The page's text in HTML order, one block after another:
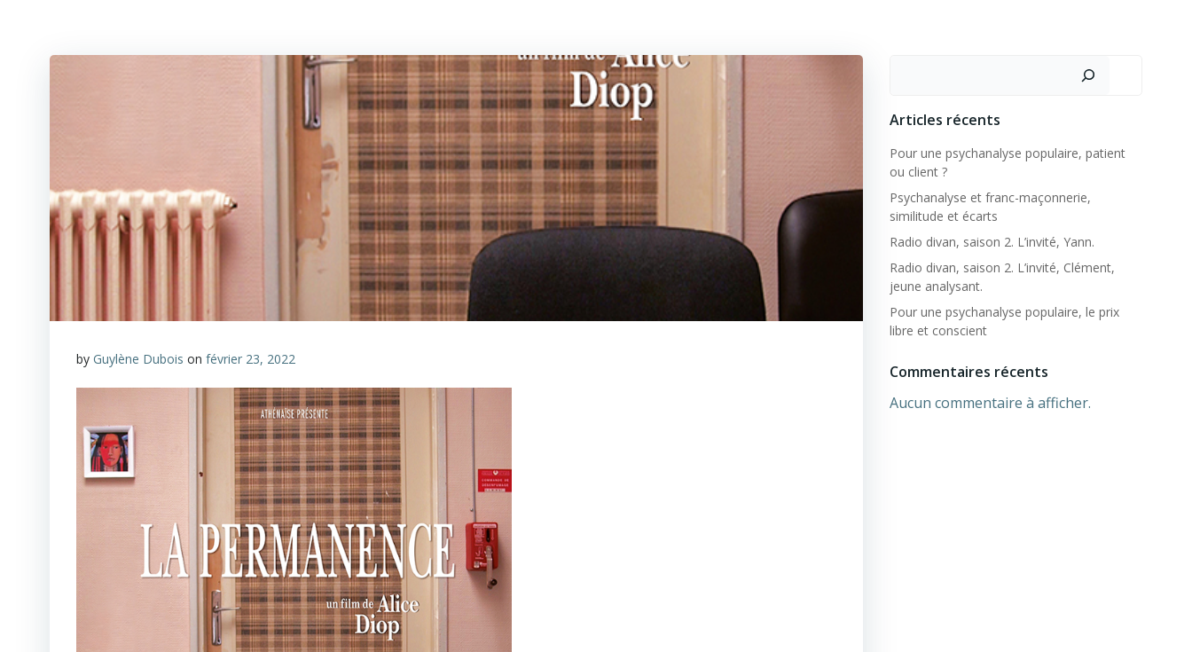
by Guylène Dubois on février 23, 2022
Articles récents
Pour une psychanalyse populaire, patient
ou client ?
Psychanalyse et franc-maçonnerie,
similitude et écarts
Radio divan, saison 2. L’invité, Yann.
Radio divan, saison 2. L’invité, Clément,
jeune analysant.
Pour une psychanalyse populaire, le prix
libre et conscient
Commentaires récents
Aucun commentaire à afficher.